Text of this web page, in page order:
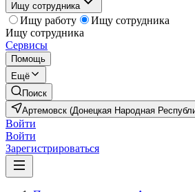
Ищу сотрудника
Ищу работу
Ищу сотрудника
Ищу сотрудника
Сервисы
Помощь
Ещё
Поиск
Артемовск (Донецкая Народная
Войти
Войти
Зарегистрироваться